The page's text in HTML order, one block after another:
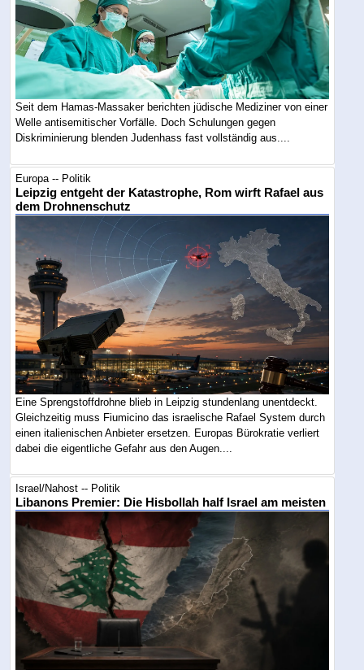
Seit dem Hamas-Massaker berichten jüdische Mediziner von einer
Welle antisemitischer Vorfälle. Doch Schulungen gegen
Diskriminierung blenden Judenhass fast vollständig aus....
Europa -- Politik
Leipzig entgeht der Katastrophe, Rom wirft Rafael aus
dem Drohnenschutz
Eine Sprengstoffdrohne blieb in Leipzig stundenlang unentdeckt.
Gleichzeitig muss Fiumicino das israelische Rafael System durch
einen italienischen Anbieter ersetzen. Europas Bürokratie verliert
dabei die eigentliche Gefahr aus den Augen....
Israel/Nahost -- Politik
Libanons Premier: Die Hisbollah half Israel am meisten